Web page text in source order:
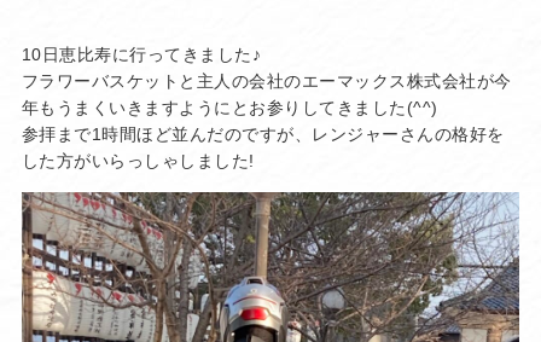
10日恵比寿に行ってきました♪
フラワーバスケットと主人の会社のエーマックス株式会社が今
年もうまくいきますようにとお参りしてきました(^^)
参拝まで1時間ほど並んだのですが、レンジャーさんの格好を
した方がいらっしゃしました!